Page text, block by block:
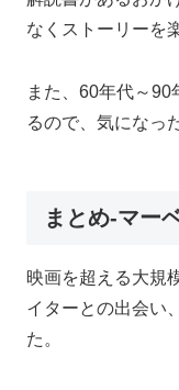
なくストーリーを
また、60年代～
るので、気になっ
まとめ-マー
映画を超える大規
イターとの出会い
た。